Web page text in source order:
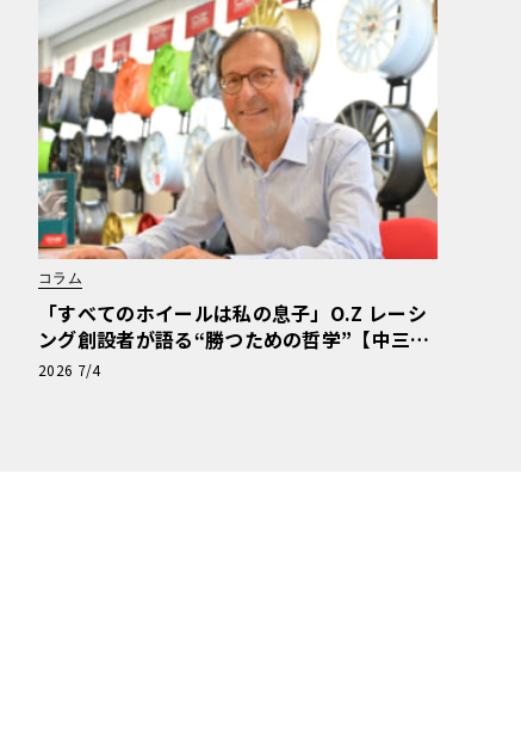
コラム
「すべてのホイールは私の息子」O.Z レーシ
ング創設者が語る“勝つための哲学”【中三川
大地の車輪革命】第6回
2026 7/4